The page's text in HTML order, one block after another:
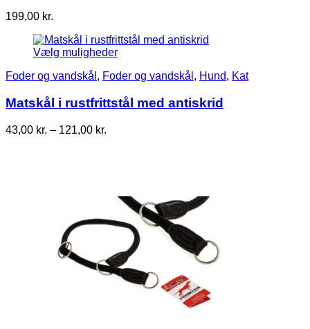
199,00 kr.
Vælg muligheder
Foder og vandskål , Foder og vandskål , Hund, Kat
Matskål i rustfrittstål med antiskrid
43,00 kr. – 121,00 kr.